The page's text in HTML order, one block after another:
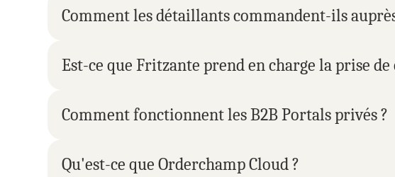
Comment les détaillants commandent-ils
Est-ce que Fritzante prend en charge la prise
Comment fonctionnent les B2B Portals privés ?
Qu'est-ce que Orderchamp Cloud ?